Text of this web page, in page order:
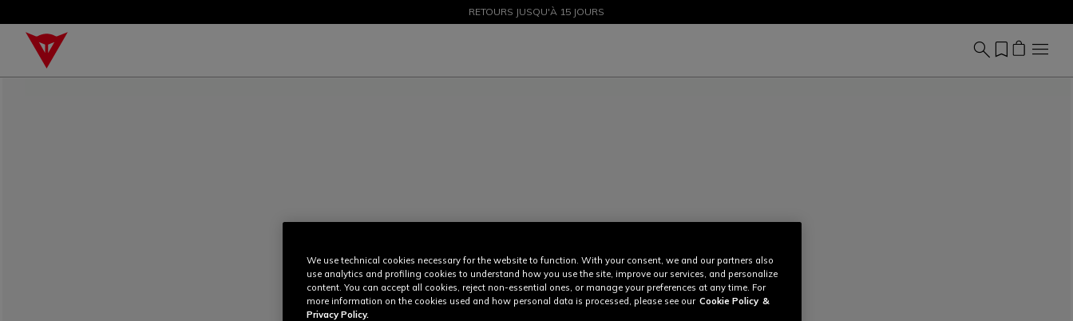
SOLDES JUSQU'À-50 % – ACHETEZ MAINTENANT
RETOURS JUSQU'À 15 JOURS
We use technical cookies necessary for the website to function. With your consent, we and our partners also
use analytics and profiling cookies to understand how you use the site, improve our services, and personalize
content. You can accept all cookies, reject non-essential ones, or manage your preferences at any time. For
more information on the cookies used and how personal data is processed, please see our Cookie Policy &
Privacy Policy.